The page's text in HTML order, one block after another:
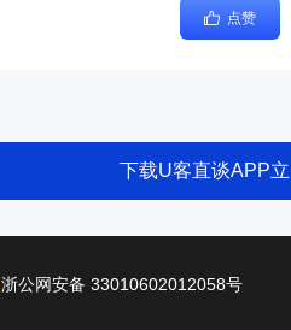
点赞
下载U客直谈APP
浙公网安备 33010602012058号